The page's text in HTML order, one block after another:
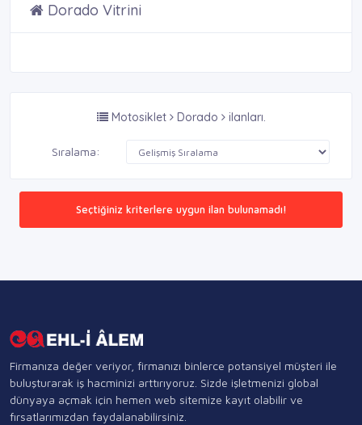
Dorado Vitrini
Motosiklet Dorado ilanları.
Sıralama:
Seçtiğiniz kriterlere uygun ilan bulunamadı!
Firmanıza değer veriyor, firmanızı binlerce potansiyel müşteri ile
buluşturarak iş hacminizi arttırıyoruz. Sizde işletmenizi global
dünyaya açmak için hemen web sitemize kayıt olabilir ve
fırsatlarımızdan faydalanabilirsiniz.